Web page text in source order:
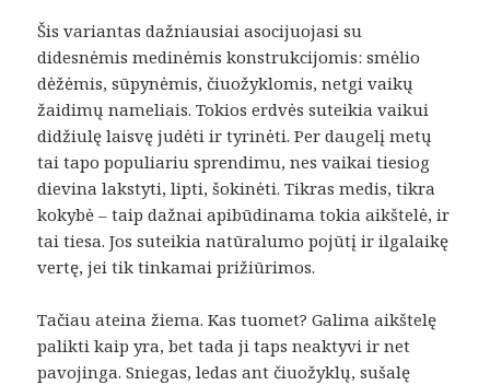
Šis variantas dažniausiai asocijuojasi su
didesnėmis medinėmis konstrukcijomis: smėlio
dėžėmis, sūpynėmis, čiuožyklomis, netgi vaikų
žaidimų nameliais. Tokios erdvės suteikia vaikui
didžiulę laisvę judėti ir tyrinėti. Per daugelį metų
tai tapo populiariu sprendimu, nes vaikai tiesiog
dievina lakstyti, lipti, šokinėti. Tikras medis, tikra
kokybė – taip dažnai apibūdinama tokia aikštelė, ir
tai tiesa. Jos suteikia natūralumo pojūtį ir ilgalaikę
vertę, jei tik tinkamai prižiūrimos.
Tačiau ateina žiema. Kas tuomet? Galima aikštelę
palikti kaip yra, bet tada ji taps neaktyvi ir net
pavojinga. Sniegas, ledas ant čiuožyklų, sušalę